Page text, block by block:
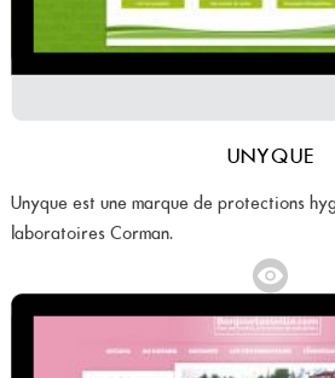
UNYQUE
Unyque est une marque de protections
laboratoires Corman.